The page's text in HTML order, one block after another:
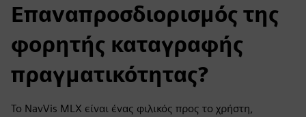
Επαναπροσδιορισμός της
φορητής καταγραφής
πραγματικότητας?
Το NavVis MLX είναι ένας φιλικός προς το χρήστη,